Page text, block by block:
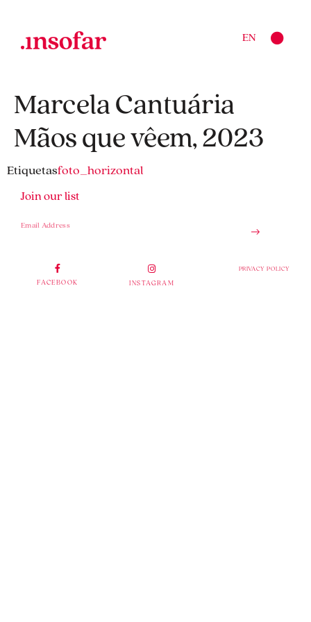
EN
Marcela Cantuária
Mãos que vêem, 2023
Etiquetasfoto_horizontal
Join our list
FACEBOOK INSTAGRAM
PRIVACY POLICY